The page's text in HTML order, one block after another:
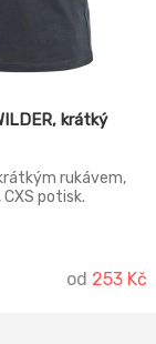
krátký
rukávem,
potisk.
vůči zašpinění.
volný čas.
od 253 Kč